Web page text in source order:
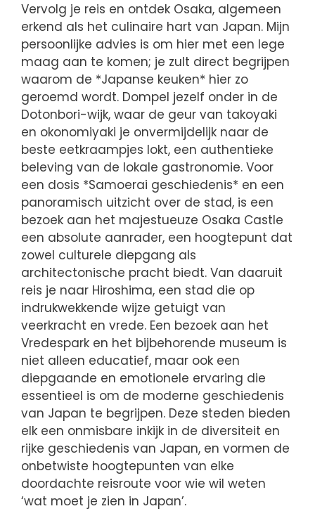
Vervolg je reis en ontdek Osaka, algemeen
erkend als het culinaire hart van Japan. Mijn
persoonlijke advies is om hier met een lege
maag aan te komen; je zult direct begrijpen
waarom de *Japanse keuken* hier zo
geroemd wordt. Dompel jezelf onder in de
Dotonbori-wijk, waar de geur van takoyaki
en okonomiyaki je onvermijdelijk naar de
beste eetkraampjes lokt, een authentieke
beleving van de lokale gastronomie. Voor
een dosis *Samoerai geschiedenis* en een
panoramisch uitzicht over de stad, is een
bezoek aan het majestueuze Osaka Castle
een absolute aanrader, een hoogtepunt dat
zowel culturele diepgang als
architectonische pracht biedt. Van daaruit
reis je naar Hiroshima, een stad die op
indrukwekkende wijze getuigt van
veerkracht en vrede. Een bezoek aan het
Vredespark en het bijbehorende museum is
niet alleen educatief, maar ook een
diepgaande en emotionele ervaring die
essentieel is om de moderne geschiedenis
van Japan te begrijpen. Deze steden bieden
elk een onmisbare inkijk in de diversiteit en
rijke geschiedenis van Japan, en vormen de
onbetwiste hoogtepunten van elke
doordachte reisroute voor wie wil weten
‘wat moet je zien in Japan’.